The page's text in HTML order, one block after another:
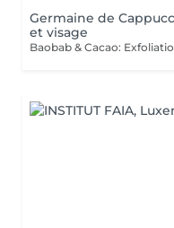
Germaine de
et visage